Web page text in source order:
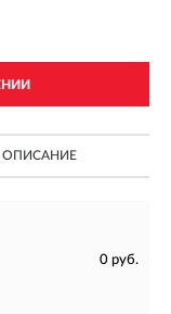
ОПИСАНИЕ
0 руб.